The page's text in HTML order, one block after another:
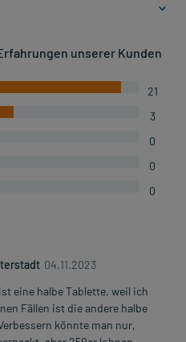
wie:
Körpergewicht
kg Körpergewicht
Tag)
von der Mahlzeit
unserer Kunden
21
3
0
0
0
04.11.2023
eine halbe Tablette, weil ich
Fällen ist die andere halbe
könnte man nur,